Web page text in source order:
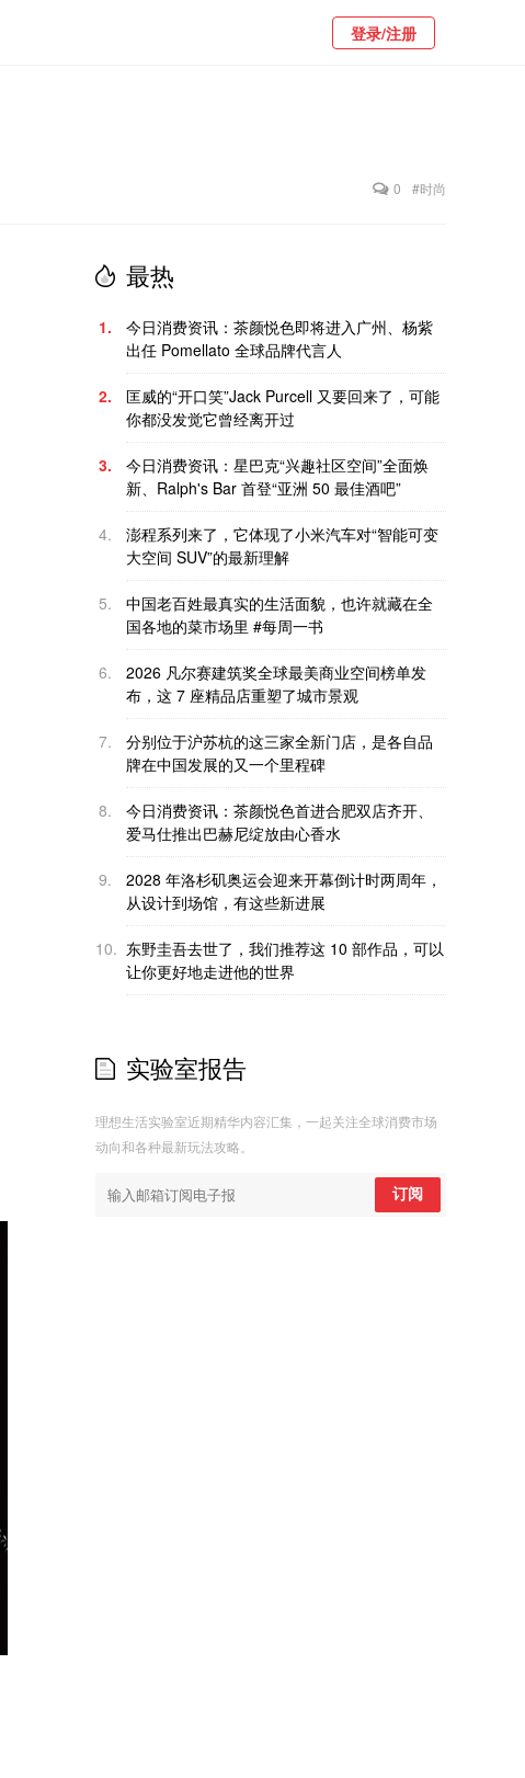
登录/注册
0 #时尚
最热
1.
今日消费资讯：茶颜悦色即将进入广州、杨紫
出任 Pomellato 全球品牌代言人
2.
匡威的“开口笑”Jack Purcell 又要回来了，可能
你都没发觉它曾经离开过
3.
今日消费资讯：星巴克“兴趣社区空间”全面焕
新、Ralph's Bar 首登“亚洲 50 最佳酒吧”
4.
澎程系列来了，它体现了小米汽车对“智能可变
大空间 SUV”的最新理解
5.
中国老百姓最真实的生活面貌，也许就藏在全
国各地的菜市场里 #每周一书
6.
2026 凡尔赛建筑奖全球最美商业空间榜单发
布，这 7 座精品店重塑了城市景观
7.
分别位于沪苏杭的这三家全新门店，是各自品
牌在中国发展的又一个里程碑
8.
今日消费资讯：茶颜悦色首进合肥双店齐开、
爱马仕推出巴赫尼绽放由心香水
9.
2028 年洛杉矶奥运会迎来开幕倒计时两周年，
从设计到场馆，有这些新进展
10. 东野圭吾去世了，我们推荐这 10 部作品，可以
让你更好地走进他的世界
实验室报告
理想生活实验室近期精华内容汇集，一起关注全球消费市场
动向和各种最新玩法攻略。